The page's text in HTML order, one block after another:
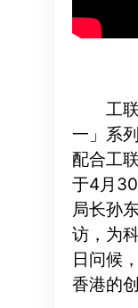
工
一」系
配合工
于4月
局长孙
访，为
日问候
香港的